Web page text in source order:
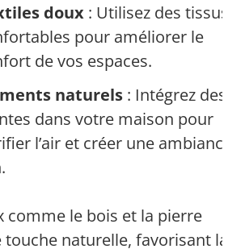
doux : Utilisez des tissus
pour améliorer le
de vos espaces.
naturels : Intégrez des
dans votre maison pour
l’air et créer une ambiance
comme le bois et la pierre
naturelle, favorisant la